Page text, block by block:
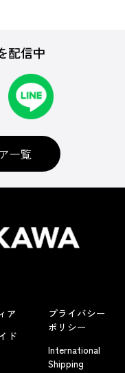
配信中
一覧
ア
ド
プライバシー
ポリシー
International
Shipping